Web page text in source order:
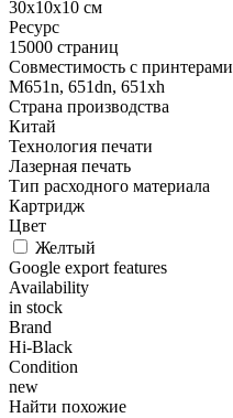
30x10x10 см
Ресурс
15000 страниц
Совместимость с принтерами
M651n, 651dn, 651xh
Страна производства
Китай
Технология печати
Лазерная печать
Тип расходного материала
Картридж
Цвет
Желтый
Google export features
Availability
in stock
Brand
Hi-Black
Condition
new
Найти похожие